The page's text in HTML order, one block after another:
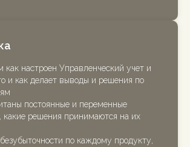
как настроен Управленческий учет и
и как делает выводы и решения по
постоянные и переменные
какие решения принимаются на их
по каждому продукту,